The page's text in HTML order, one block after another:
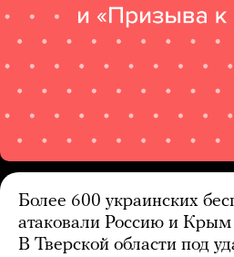
Более 600 украинских
атаковали Россию и Крым
В Тверской области под